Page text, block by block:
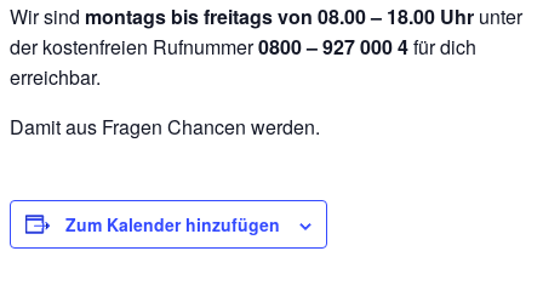
Wir sind montags bis freitags von 08.00 – 18.00 Uhr unter
der kostenfreien Rufnummer0800 – 927 000 4für dich
erreichbar.
Damit aus Fragen Chancen werden.
Zum Kalender hinzufügen